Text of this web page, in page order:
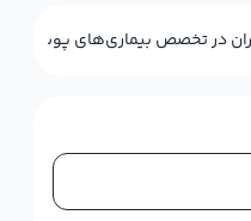
در تخصص بیماری‌های پوست